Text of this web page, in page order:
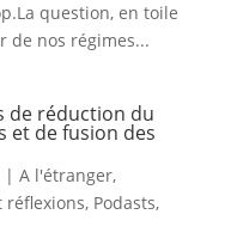
question, en toile
de nos régimes...
de réduction du
et de fusion des
| A l'étranger,
réflexions, Podasts,